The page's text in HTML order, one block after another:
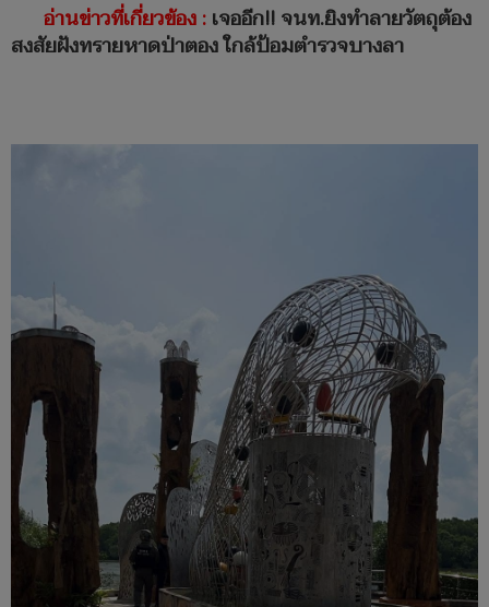
อ่านข่าวที่เกี่ยวข้อง :เจออีก!! จนท.ยิงทำลายวัตถุต้อง
สงสัยฝังทรายหาดป่าตอง ใกล้ป้อมตำรวจบางลา